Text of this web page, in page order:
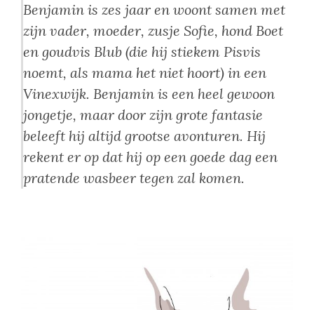
Benjamin is zes jaar en woont samen met
zijn vader, moeder, zusje Sofie, hond Boet
en goudvis Blub (die hij stiekem Pisvis
noemt, als mama het niet hoort) in een
Vinexwijk. Benjamin is een heel gewoon
jongetje, maar door zijn grote fantasie
beleeft hij altijd grootse avonturen. Hij
rekent er op dat hij op een goede dag een
pratende wasbeer tegen zal komen.